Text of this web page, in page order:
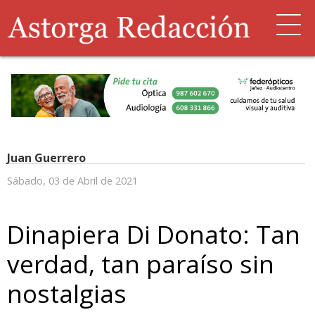
Juan Guerrero
Sábado, 03 de Abril de 2021
Dinapiera Di Donato: Tan
verdad, tan paraíso sin
nostalgias